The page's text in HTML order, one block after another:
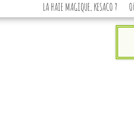
LA HAIE MAGIQUE, KESACO ?